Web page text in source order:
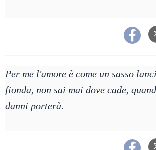
Per me l'amore è come un sasso
fionda, non sai mai dove cade,
danni porterà.